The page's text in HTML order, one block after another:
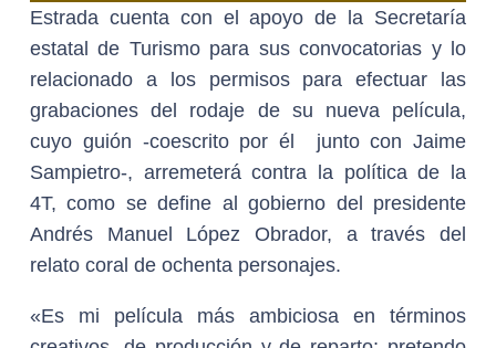
Estrada cuenta con el apoyo de la Secretaría
estatal de Turismo para sus convocatorias y lo
relacionado a los permisos para efectuar las
grabaciones del rodaje de su nueva película,
cuyo guión -coescrito por él junto con Jaime
Sampietro-, arremeterá contra la política de la
4T, como se define al gobierno del presidente
Andrés Manuel López Obrador, a través del
relato coral de ochenta personajes.
«Es mi película más ambiciosa en términos